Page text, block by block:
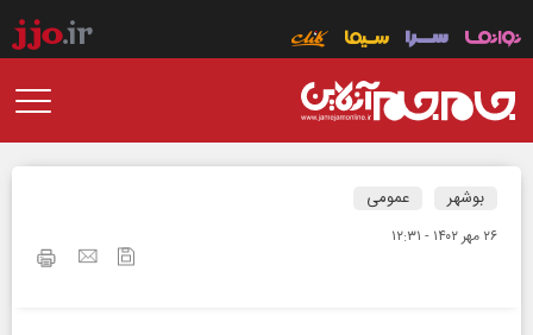
بوشهر عمومی
۲۶ مهر ۱۴۰۲ - ۱۲:۳۱